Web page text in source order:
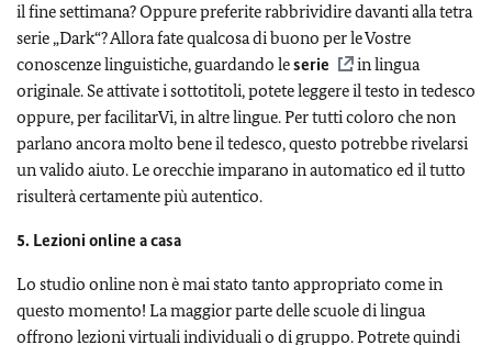
il fine settimana? Oppure preferite rabbrividire davanti alla tetra
serie „Dark“? Allora fate qualcosa di buono per le Vostre
conoscenze linguistiche, guardando leserie
in lingua
originale. Se attivate i sottotitoli, potete leggere il testo in tedesco
oppure, per facilitarVi, in altre lingue. Per tutti coloro che non
parlano ancora molto bene il tedesco, questo potrebbe rivelarsi
un valido aiuto. Le orecchie imparano in automatico ed il tutto
risulterà certamente più autentico.
5. Lezioni online a casa
Lo studio online non è mai stato tanto appropriato come in
questo momento! La maggior parte delle scuole di lingua
offrono lezioni virtuali individuali o di gruppo. Potrete quindi